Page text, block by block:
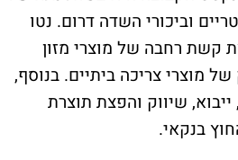
וביכורי השדה דרום. נטו
קשת רחבה של מוצרי מזון
מוצרי צריכה ביתיים. בנוסף,
ייבוא, שיווק והפצת תוצרת